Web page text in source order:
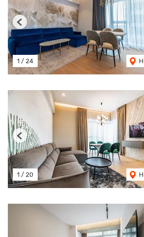
1 / 24
Previous
1 / 20
Previous